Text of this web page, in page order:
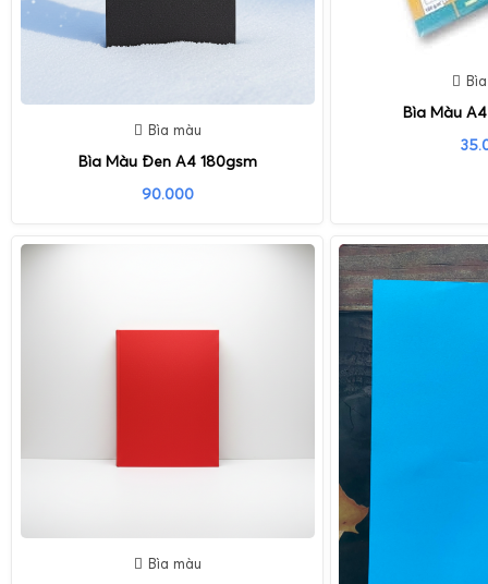
Bìa màu
Bìa Màu Đen A4 180gsm
90.000
Bìa Màu
Bìa màu